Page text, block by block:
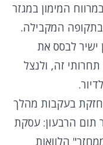
המימון במגזר
זה, שטיפס ל-4.11% לעומת 3.66% בתקופה המקבילה.
ישיר לבסס את
זה, ולנצל
בעקבות מהלך
תום הרבעון: עסקת
הלוואות